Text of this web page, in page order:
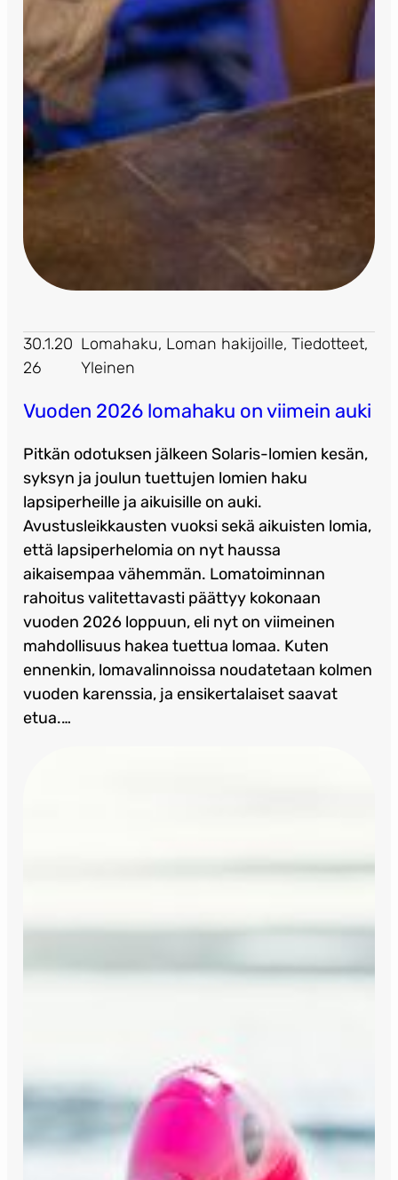
30.1.20
26
Lomahaku, Loman hakijoille, Tiedotteet
Yleinen
Vuoden 2026 lomahaku on viimein auki
Pitkän odotuksen jälkeen Solaris-lomien kesän,
syksyn ja joulun tuettujen lomien haku
lapsiperheille ja aikuisille on auki.
Avustusleikkausten vuoksi sekä aikuisten lomia,
että lapsiperhelomia on nyt haussa
aikaisempaa vähemmän. Lomatoiminnan
rahoitus valitettavasti päättyy kokonaan
vuoden 2026 loppuun, eli nyt on viimeinen
mahdollisuus hakea tuettua lomaa. Kuten
ennenkin, lomavalinnoissa noudatetaan kolmen
vuoden karenssia, ja ensikertalaiset saavat
etua.…